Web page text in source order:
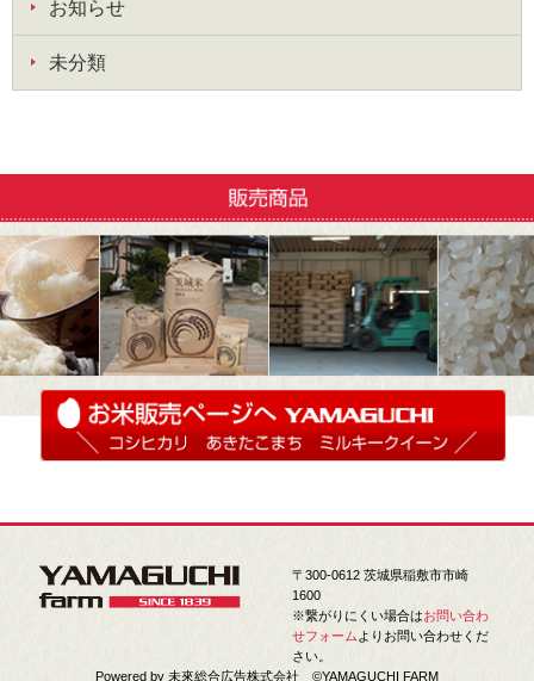
お知らせ
未分類
〒300-0612 茨城県稲敷市市崎
1600
※繋がりにくい場合はお問い合わ
せフォーム よりお問い合わせくだ
さい。
Powered by 未來総合広告株式会社©YAMAGUCHI FARM